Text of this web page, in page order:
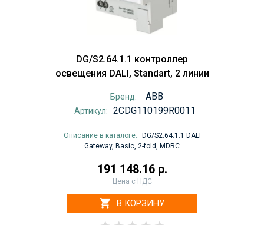
DG/S2.64.1.1 контроллер
освещения DALI, Standart, 2 линии
Бренд: ABB
Артикул: 2CDG110199R0011
Описание в каталоге:: DG/S2.64.1.1 DALI
Gateway, Basic, 2-fold, MDRC
191 148.16 р.
Цена с НДС
В КОРЗИНУ